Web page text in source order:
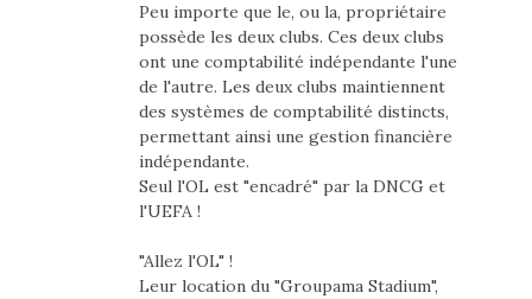
Peu importe que le, ou la, propriétaire
possède les deux clubs. Ces deux clubs
ont une comptabilité indépendante l'une
de l'autre. Les deux clubs maintiennent
des systèmes de comptabilité distincts,
permettant ainsi une gestion financière
indépendante.
Seul l'OL est "encadré" par la DNCG et
l'UEFA !
"Allez l'OL" !
Leur location du "Groupama Stadium",